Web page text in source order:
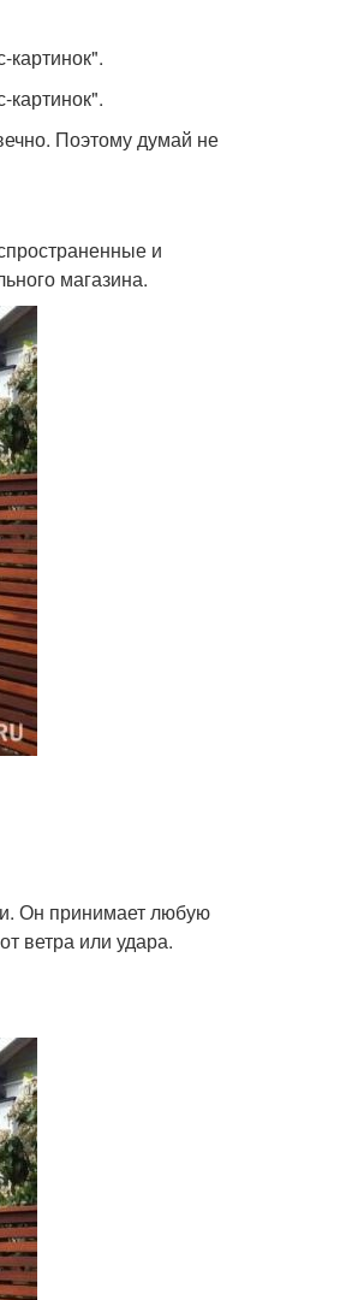
Поэтому думай не
и
магазина.
Он принимает любую
ветра или удара.